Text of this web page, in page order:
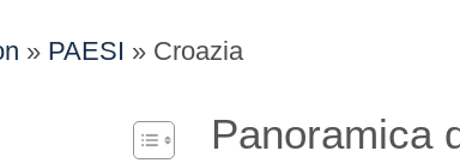
» PAESI » Croazia
Panoramica